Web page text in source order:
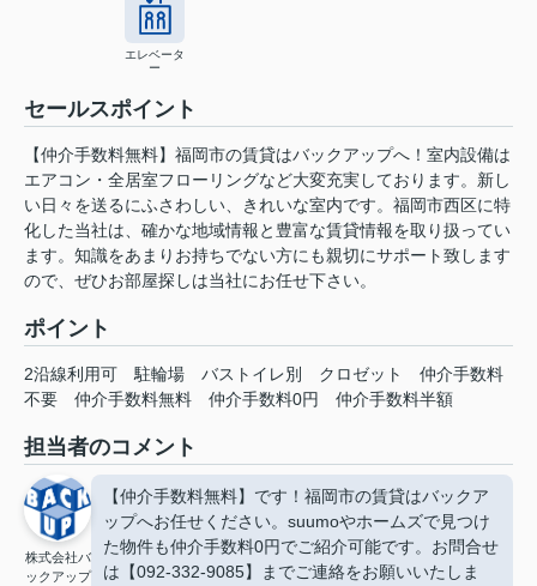
エレベータ
ー
セールスポイント
【仲介手数料無料】福岡市の賃貸はバックアップへ！室内設備は
エアコン・全居室フローリングなど大変充実しております。新し
い日々を送るにふさわしい、きれいな室内です。福岡市西区に特
化した当社は、確かな地域情報と豊富な賃貸情報を取り扱ってい
ます。知識をあまりお持ちでない方にも親切にサポート致します
ので、ぜひお部屋探しは当社にお任せ下さい。
ポイント
2沿線利用可 駐輪場 バストイレ別 クロゼット
仲介手数料
不要
仲介手数料無料 仲介手数料0円 仲介手数料半額
担当者のコメント
株式会社バ
ックアップ
【仲介手数料無料】です！福岡市の賃貸はバックア
ップへお任せください。suumoやホームズで見つけ
た物件も仲介手数料0円でご紹介可能です。お問合せ
は【092-332-9085】までご連絡をお願いいたしま